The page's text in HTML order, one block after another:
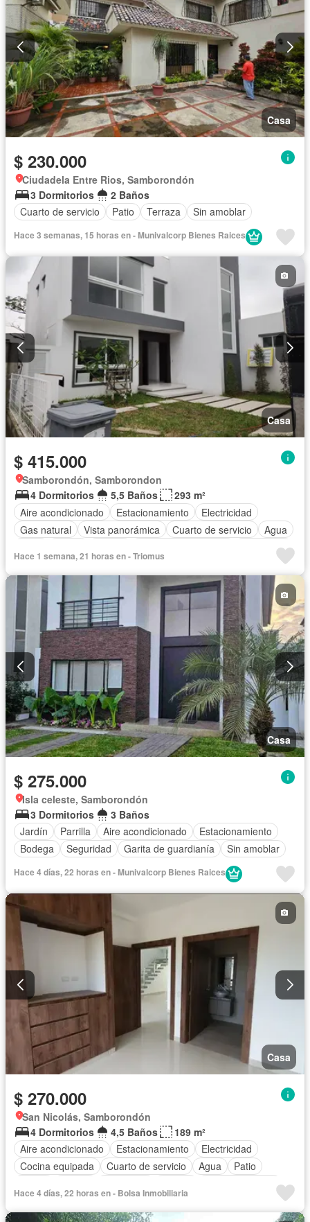
Casa
$ 230.000
Ciudadela Entre Rios, Samborondón
3 Dormitorios
2 Baños
Cuarto de servicio
Patio Terraza Sin amoblar
Hace 3 semanas, 15 horas en - Munivalcorp Bienes Raices
Casa
$ 415.000
Samborondón, Samborondon
4 Dormitorios
5,5 Baños
293 m²
Aire acondicionado
Estacionamiento
Electricidad
Gas natural
Vista panorámica Cuarto de servicio
Agua
Seguridad
Piscina
Sin amoblar
Hace 1 semana, 21 horas en - Triomus
Casa
$ 275.000
Isla celeste, Samborondón
3 Dormitorios
3 Baños
Jardín
Parrilla Aire acondicionado
Estacionamiento
Bodega
Seguridad Garita de guardianía Sin amoblar
Hace 4 días, 22 horas en - Munivalcorp Bienes Raices
Casa
$ 270.000
San Nicolás, Samborondón
4 Dormitorios
4,5 Baños
189 m²
Aire acondicionado
Estacionamiento
Electricidad
Cocina equipada
Cuarto de servicio Agua
Patio
Hace 4 días, 22 horas en - Bolsa Inmobiliaria